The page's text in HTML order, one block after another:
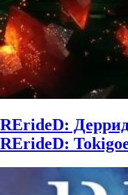
RErideD:
RErideD: